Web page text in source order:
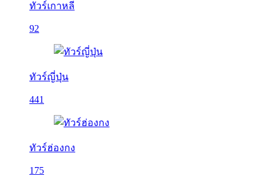
ทัวร์เกาหลี
92
ทัวร์ญี่ปุ่น
441
ทัวร์ฮ่องกง
175